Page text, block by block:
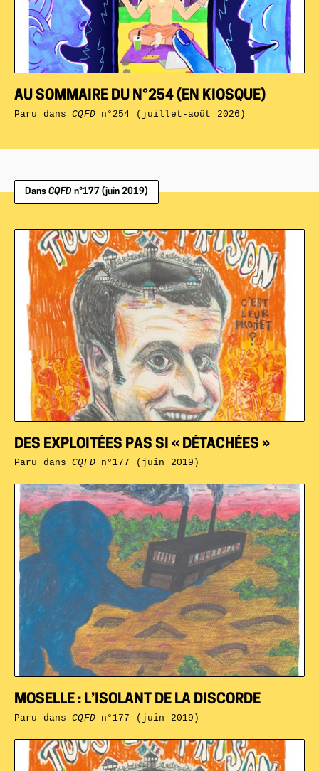
AU SOMMAIRE DU N°254 (EN KIOSQUE)
Paru dansCQFDn°254 (juillet-août 2026)
Dans CQFD n°177 (juin 2019)
MOSELLE : L’ISOLANT DE LA DISCORDE
Paru dansCQFDn°177 (juin 2019)
DES EXPLOITÉES PAS SI « DÉTACHÉES »
Paru dansCQFDn°177 (juin 2019)